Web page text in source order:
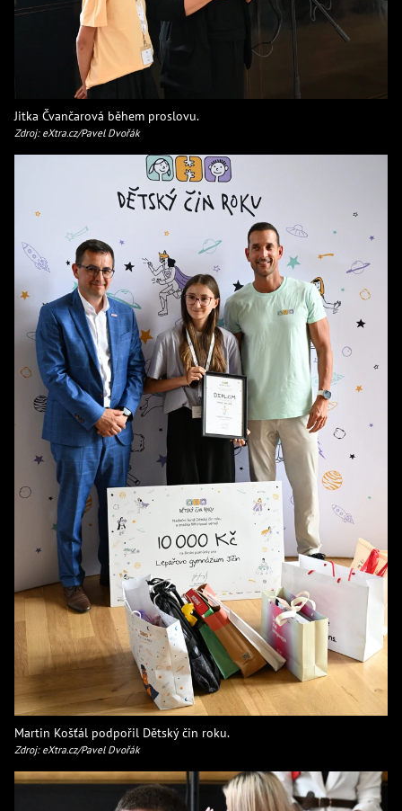
Jitka Čvančarová během proslovu.
Zdroj: eXtra.cz/Pavel Dvořák
Martin Košťál podpořil Dětský čin roku.
Zdroj: eXtra.cz/Pavel Dvořák